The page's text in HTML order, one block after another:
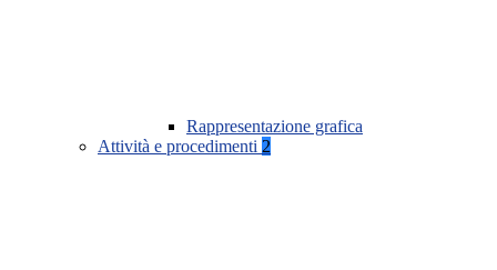
Rappresentazione grafica
Attività e procedimenti 2